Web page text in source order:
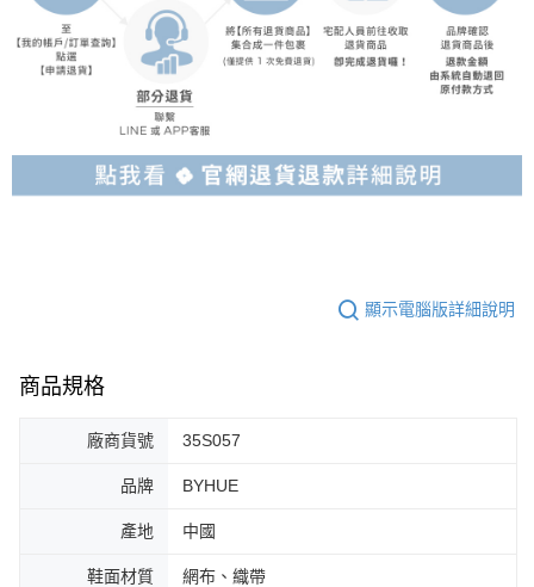
顯示電腦版詳細說明
商品規格
廠商貨號 35S057
品牌 BYHUE
產地 中國
鞋面材質 網布、織帶